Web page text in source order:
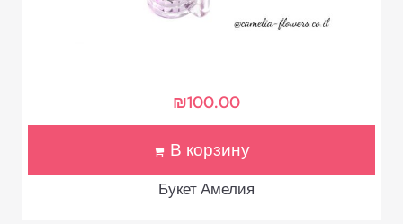
Букет Амелия
₪100.00
В корзину